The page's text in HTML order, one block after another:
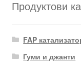
Продуктови
FAP
Гуми и джанти